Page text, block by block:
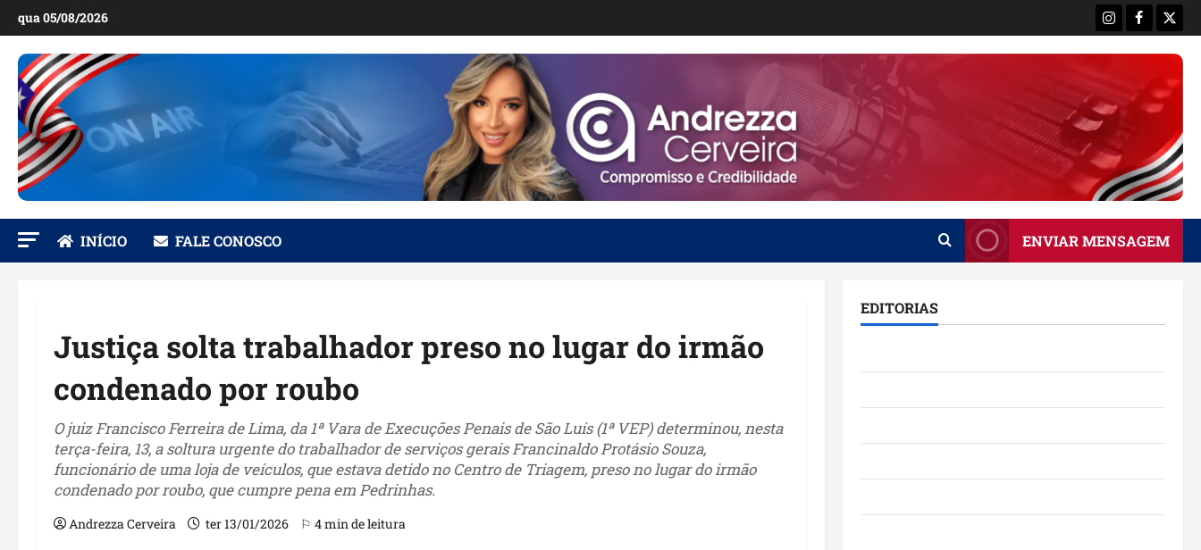
para
conteúdo
qua 05/08/2026 Instagram
Facebook
X
INÍCIO FALE CONOSCO ENVIAR MENSAGEM
Justiça solta trabalhador preso no lugar do irmão
condenado por roubo
O juiz Francisco Ferreira de Lima, da 1ª Vara de Execuções Penais de São Luís (1ª VEP) determinou, nesta
terça-feira, 13, a soltura urgente do trabalhador de serviços gerais Francinaldo Protásio Souza,
funcionário de uma loja de veículos, que estava detido no Centro de Triagem, preso no lugar do irmão
condenado por roubo, que cumpre pena em Pedrinhas.
Andrezza Cerveira ter 13/01/2026 ⚐ 4 min de leitura
EDITORIAS